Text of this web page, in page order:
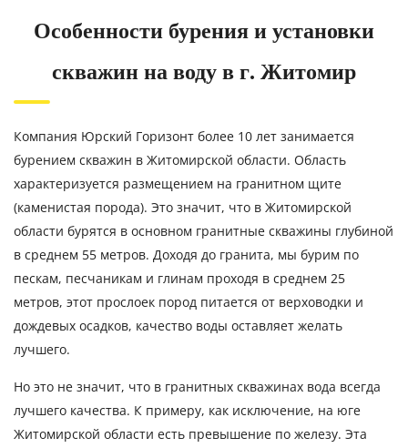
Особенности бурения и установки
скважин на воду в г. Житомир
Компания Юрский Горизонт более 10 лет занимается
бурением скважин в Житомирской области. Область
характеризуется размещением на гранитном щите
(каменистая порода). Это значит, что в Житомирской
области бурятся в основном гранитные скважины глубиной
в среднем 55 метров. Доходя до гранита, мы бурим по
пескам, песчаникам и глинам проходя в среднем 25
метров, этот прослоек пород питается от верховодки и
дождевых осадков, качество воды оставляет желать
лучшего.
Но это не значит, что в гранитных скважинах вода всегда
лучшего качества. К примеру, как исключение, на юге
Житомирской области есть превышение по железу. Эта